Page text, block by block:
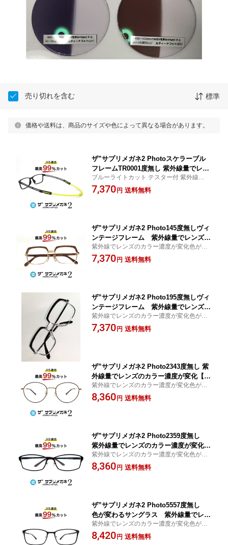
売り切れを含む 標準
価格や送料は、商品のサイズや色によって異なる場合があります。
ザ”サプリメガネ2 Photoスケラーブル
フレームTR0001度無し 紫外線量でレン
ズのカラー濃度が変化【中国製・OEM
レンズ】【JIS規格適合メガネ】アイケ
ブルーライトカット テスター付 紫外線でレ
ンズのカラー濃度が変化色が変わるサング
ラス ブルーライト最高99％カット レンズ、
7,370円 送料無料
ザ”サプリメガネ2 Photo145度無しヴィ
ンテージフレーム 紫外線量でレンズの
カラー濃度が変化【中国製・OEMレン
ズ】【JIS規格適合メガネ】アイケアTR
紫外線でレンズのカラー濃度が変化色が変
わるサングラス ブルーライト最高99％カッ
ト レンズ、紫外線を99%カットする超軽量
7,370円 送料無料
ザ”サプリメガネ2 Photo195度無しヴィ
ンテージフレーム 紫外線量でレンズの
カラー濃度が変化【中国製・OEMレン
ズ】【JIS規格適合メガネ】アイケアTR
紫外線でレンズのカラー濃度が変化色が変
わるサングラス ブルーライト最高99％カッ
ト レンズ、紫外線を99%カットする超軽量
7,370円 送料無料
ザ”サプリメガネ2 Photo2343度無し 紫
外線量でレンズのカラー濃度が変化【中
国製・OEMレンズ】【JIS規格適合メガ
ネ】アイケアTR90 ブルーライトカット
紫外線でレンズのカラー濃度が変化色が変
わるサングラス ブルーライト最高99％カッ
ト レンズ、紫外線を99%カットする超軽量
8,360円 送料無料
ザ”サプリメガネ2 Photo2359度無し
紫外線量でレンズのカラー濃度が変化
【中国製・OEMレンズ】【JIS規格適合
メガネ】アイケアTR90 ブルーライトカ
紫外線でレンズのカラー濃度が変化色が変
わるサングラス ブルーライト最高99％カッ
ト レンズ、紫外線を99%カットする超軽量
8,360円 送料無料
ザ”サプリメガネ2 Photo5557度無し
色が変わるサングラス 紫外線量でレン
ズのカラー濃度が変化【中国製・OEM
レンズ】【JIS規格適合メガネ】アイケ
紫外線でレンズのカラー濃度が変化色が変
わるサングラス ブルーライト最高99％カッ
ト レンズ、紫外線を99%カットする超軽量
8,420円 送料無料